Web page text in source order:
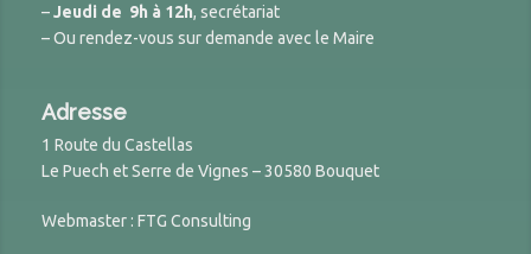
–Jeudi de 9h à 12h, secrétariat
– Ou rendez-vous sur demande avec le Maire
Adresse
1 Route du Castellas
Le Puech et Serre de Vignes – 30580 Bouquet
Webmaster : FTG Consulting